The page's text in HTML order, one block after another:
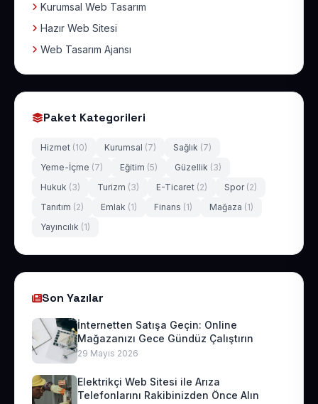
Kurumsal Web Tasarım
Hazır Web Sitesi
Web Tasarım Ajansı
Paket Kategorileri
Hizmet (10) Kurumsal (7) Sağlık (7)
Yeme-İçme (7) Eğitim (5) Güzellik (3)
Hukuk (3) Turizm (3) E-Ticaret (2) Spor (2)
Tanıtım (2) Emlak (1) Finans (1) Mağaza (1)
Yayıncılık (1)
Son Yazılar
İnternetten Satışa Geçin: Online
Mağazanızı Gece Gündüz Çalıştırın
29 Mayıs 2026
Elektrikçi Web Sitesi ile Arıza
Telefonlarını Rakibinizden Önce Alın